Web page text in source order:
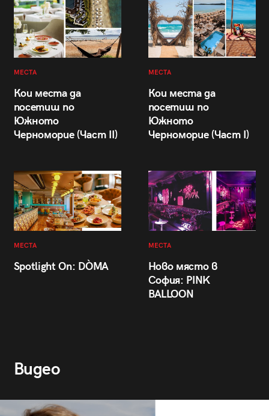
МЕСТА
Кои места да
посетиш по
Южното
Черноморие (Част II)
МЕСТА
Кои места да
посетиш по
Южното
Черноморие (Част I)
МЕСТА
Spotlight On: DÒMA
МЕСТА
Ново място в
София: PINK
BALLOON
Видео